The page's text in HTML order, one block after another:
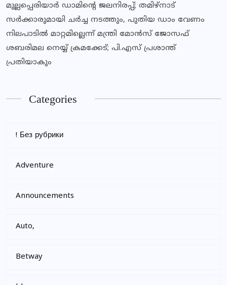
മുല്ലപ്പെരിയാര്‍ ഡാമിന്റെ ജലനിരപ്പ്; തമിഴ്‌നാട്
സര്‍ക്കാരുമായി ചര്‍ച്ച നടത്തും, പുതിയ ഡാം വേണം
നിലപാടില്‍ മാറ്റമില്ലെന്ന് മന്ത്രി മോന്‍സ് ജോസഫ്
ശബരിമല നെയ്യ് ക്രമക്കേട്; പി.എസ് പ്രശാന്ത്
പ്രതിയാകും
Categories
! Без рубрики
Adventure
Announcements
Auto,
Betway